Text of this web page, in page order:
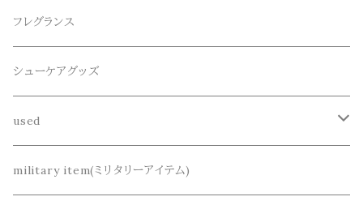
CountyComm(カウンティーコム)
decka(デカ)
dros dro(ドロスドロ)
DETAIL(ディティール)
シャツ
カーディガン
サンダル
腕時計
キーアクセサリー
財布、コインケース、マネークリップ
鞄
ネックレス
フレグランス
シューケアグッズ
used
リメイク
military item(ミリタリーアイテム)